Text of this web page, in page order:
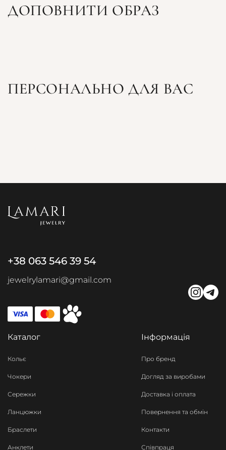
ДОПОВНИТИ ОБРАЗ
ПЕРСОНАЛЬНО ДЛЯ ВАС
+38 063 546 39 54
jewelrylamari@gmail.com
Каталог
Кольє
Чокери
Сережки
Ланцюжки
Браслети
Анклети
Інформація
Про бренд
Догляд за виробами
Доставка і оплата
Повернення та обмін
Контакти
Співпраця